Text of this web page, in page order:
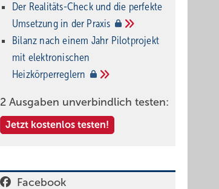
Der Realitäts-Check und die perfekte
Umsetzung in der Praxis
Bilanz nach einem Jahr Pilotprojekt
mit elektronischen
Heizkörperreglern
2 Ausgaben unverbindlich testen:
Jetzt kostenlos testen!
Facebook